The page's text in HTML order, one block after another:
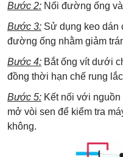
Bước 2: Nối đường ống
Bước 3: Sử dụng keo dán
đường ống nhằm giảm
Bước 4: Bắt ống vít dưới
đồng thời hạn chế rung
Bước 5: Kết nối với
mở vòi sen để kiểm tra
không.